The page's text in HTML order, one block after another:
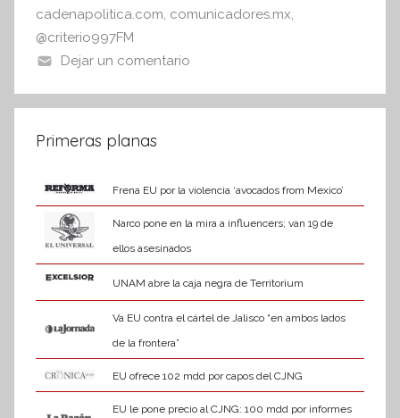
cadenapolitica.com comunicadores.mx
@criterio997FM
Dejar un comentario
Primeras planas
Frena EU por la violencia ‘avocados from Mexico’
Narco pone en la mira a influencers; van 19 de
ellos asesinados
UNAM abre la caja negra de Territorium
Va EU contra el cártel de Jalisco “en ambos lados
de la frontera”
EU ofrece 102 mdd por capos del CJNG
EU le pone precio al CJNG: 100 mdd por informes